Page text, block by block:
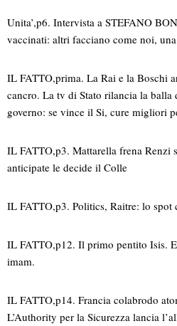
Unita’,p6. Intervista a STEFANO
vaccinati: altri facciano come noi,
IL FATTO,prima. La Rai e la Boschi
cancro. La tv di Stato rilancia la
governo: se vince il Si, cure migliori
IL FATTO,p3. Mattarella frena Renzi
anticipate le decide il Colle
IL FATTO,p3. Politics, Raitre: lo spot
IL FATTO,p12. Il primo pentito Isis.
imam.
IL FATTO,p14. Francia colabrodo
L’Authority per la Sicurezza lancia